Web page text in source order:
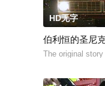
HD无字
伯利恒的圣尼
The original